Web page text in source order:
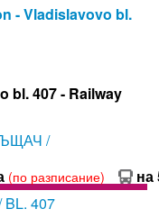
- Vladislavovo bl.
bl. 407 - Railway
/
(по разписание)
на
407